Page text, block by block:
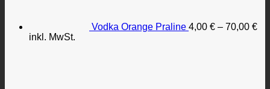
Vodka Orange Praline 4,00 € – 70,00 €
inkl. MwSt.